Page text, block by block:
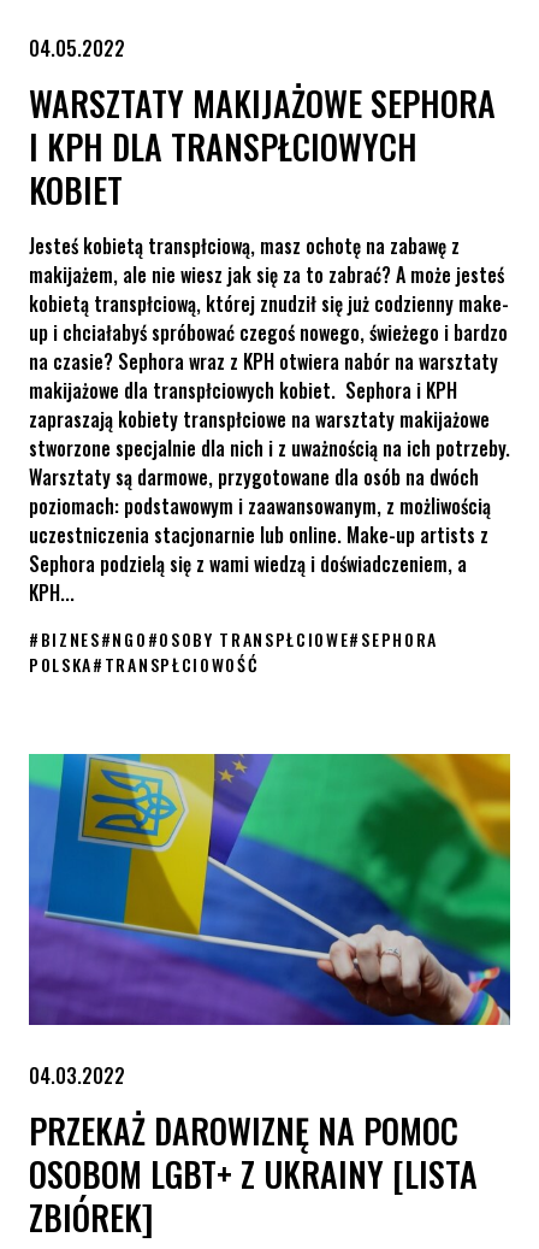
04.05.2022
WARSZTATY MAKIJAŻOWE SEPHORA
I KPH DLA TRANSPŁCIOWYCH
KOBIET
Jesteś kobietą transpłciową, masz ochotę na zabawę z
makijażem, ale nie wiesz jak się za to zabrać? A może jesteś
kobietą transpłciową, której znudził się już codzienny make-
up i chciałabyś spróbować czegoś nowego, świeżego i bardzo
na czasie? Sephora wraz z KPH otwiera nabór na warsztaty
makijażowe dla transpłciowych kobiet. Sephora i KPH
zapraszają kobiety transpłciowe na warsztaty makijażowe
stworzone specjalnie dla nich i z uważnością na ich potrzeby.
Warsztaty są darmowe, przygotowane dla osób na dwóch
poziomach: podstawowym i zaawansowanym, z możliwością
uczestniczenia stacjonarnie lub online. Make-up artists z
Sephora podzielą się z wami wiedzą i doświadczeniem, a
KPH...
#BIZNES#NGO#OSOBY TRANSPŁCIOWE#SEPHORA
POLSKA#TRANSPŁCIOWOŚĆ
04.03.2022
PRZEKAŻ DAROWIZNĘ NA POMOC
OSOBOM LGBT+ Z UKRAINY [LISTA
ZBIÓREK]